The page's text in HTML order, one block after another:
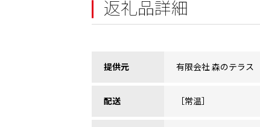
返礼品詳細
提供元 有限会社 森のテラス
配送 ［常温］